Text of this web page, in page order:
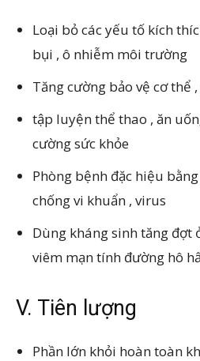
Loại bỏ các yếu tố kích
bụi , ô nhiễm môi trường
Tăng cường bảo vệ cơ thể
tập luyện thể thao , ăn
cường sức khỏe
Phòng bệnh đặc hiệu
chống vi khuẩn , virus
Dùng kháng sinh tăng đợt
viêm mạn tính đường hô
V. Tiên lượng
Phần lớn khỏi hoàn toàn